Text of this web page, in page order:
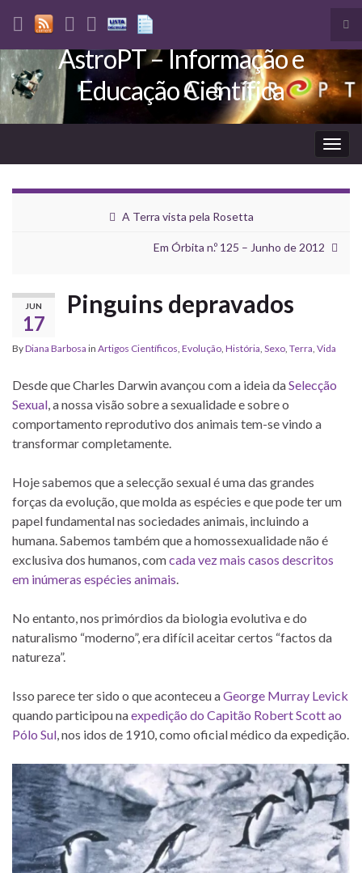
Search for:
AstroPT – Informação e
Educação Científica
A Terra vista pela Rosetta
Em Órbita n.º 125 – Junho de 2012
JUN
17
Pinguins depravados
ByDiana Barbosa in Artigos Científicos, Evolução, História, Sexo, Terra, Vida
Desde que Charles Darwin avançou com a ideia daSelecção
Sexual, a nossa visão sobre a sexualidade e sobre o
comportamento reprodutivo dos animais tem-se vindo a
transformar completamente.
Hoje sabemos que a selecção sexual é uma das grandes
forças da evolução, que molda as espécies e que pode ter um
papel fundamental nas sociedades animais, incluindo a
humana. Sabemos também que a homossexualidade não é
exclusiva dos humanos, comcada vez mais casos descritos
em inúmeras espécies animais.
No entanto, nos primórdios da biologia evolutiva e do
naturalismo “moderno”, era difícil aceitar certos “factos da
natureza”.
Isso parece ter sido o que aconteceu aGeorge Murray Levick
quando participou naexpedição do Capitão Robert Scott ao
Pólo Sul, nos idos de 1910, como oficial médico da expedição.